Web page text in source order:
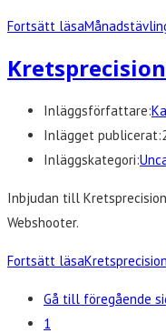
Fortsätt läsa
Inläggsförfattare:
Inlägget publicerat:
Inläggskategori:
Inbjudan till
Webshooter.
Fortsätt läsa
Gå till föregående
1